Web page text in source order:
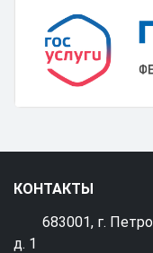
КОНТАКТЫ
683001, г.
д. 1